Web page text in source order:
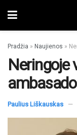
Pradžia » Naujienos »
Neringoje
Paulius Liškauskas